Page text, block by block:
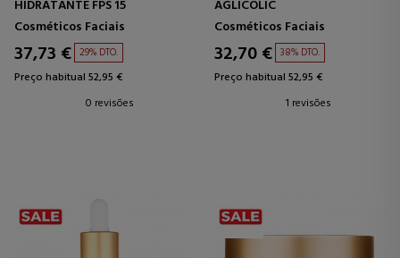
HIDRATANTE FPS 15
Cosméticos Faciais
37,73 € 29% DTO.
Preço habitual 52,95 €
0 revisões
AGLICOLIC
Cosméticos Faciais
32,70 € 38% DTO.
Preço habitual 52,95 €
1 revisões